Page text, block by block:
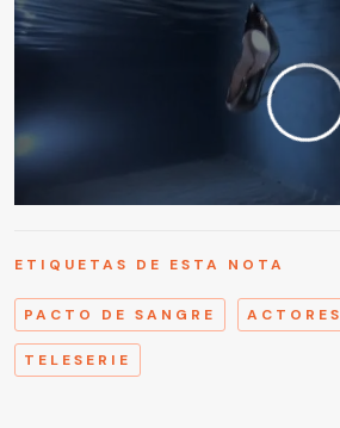
ETIQUETAS DE ESTA NOTA
PACTO DE SANGRE ACTORES
TELESERIE